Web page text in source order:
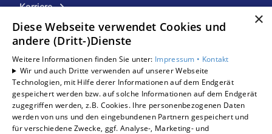
Karriere
Unternehmen
Standorte
Schermbeck
Um externe HTML-Inhalte anzuzeigen, benötigen
wir Ihre Einwilligung.
×
Diese Webseite verwendet Cookies und
andere (Dritt-)Dienste
Weitere Informationen finden Sie unter: Impressum • Kontakt
Wir und auch Dritte verwenden auf unserer Webseite
Technologien, mit Hilfe derer Informationen auf dem Endgerät
gespeichert werden bzw. auf solche Informationen auf dem Endgerät
zugegriffen werden, z.B. Cookies. Ihre personenbezogenen Daten
werden von uns und den eingebundenen Partnern gespeichert und
für verschiedene Zwecke, ggf. Analyse-, Marketing- und